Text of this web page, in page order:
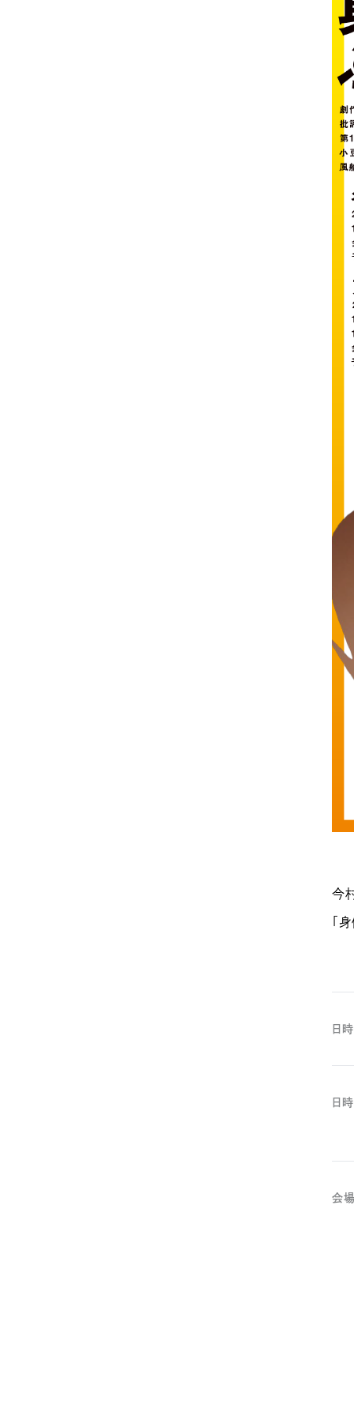
今
「
日
日
会